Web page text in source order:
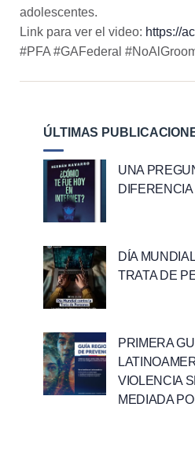
adolescentes.
Link para ver el video: https://
#PFA #GAFederal
ÚLTIMAS
UNA
DÍA
TRATA DE
PRIMERA
VIOLENCIA
MEDIADA